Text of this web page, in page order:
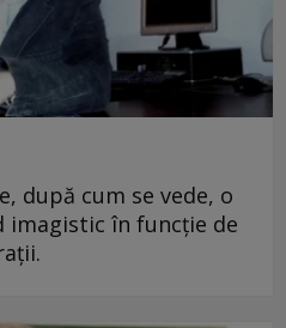
după cum se vede, o
imagistic în funcţie de